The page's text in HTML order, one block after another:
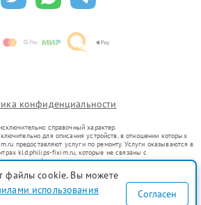
конфиденциальности
справочный характер.
для описания устройств, в отношении которых
предоставляют услуги по ремонту. Услуги оказываются в
kld.philips-fixim.ru, которые не связаны с
или их официальными представителями.
уже введенных в гражданский оборот в соответствии
преследует цели индивидуализации услуг или введения
для информирования о предоставляемых услугах по
файлы cookie. Вы можете
использования
Согласен